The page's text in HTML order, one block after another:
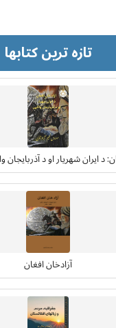
تازه ترین کتابها
ایران شهریار او د آذربایجان واکمن
آزادخان افغان